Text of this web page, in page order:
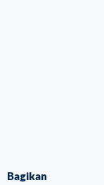
Bagikan